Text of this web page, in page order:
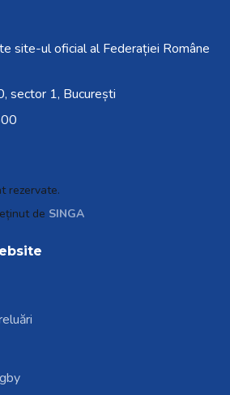
site-ul oficial al Federației Române
sector 1, București
rezervate.
de SINGA